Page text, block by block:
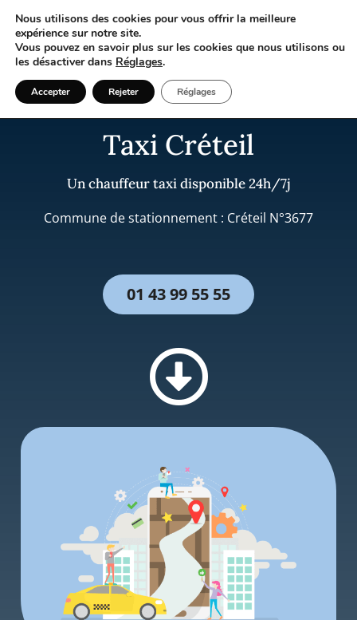
Taxi Créteil
Un chauffeur taxi disponible 24h/7j
Commune de stationnement : Créteil N°3677
01 43 99 55 55
Nous utilisons des cookies pour vous offrir la meilleure
expérience sur notre site.
Vous pouvez en savoir plus sur les cookies que nous utilisons ou
les désactiver dans Réglages.
Accepter Rejeter Réglages